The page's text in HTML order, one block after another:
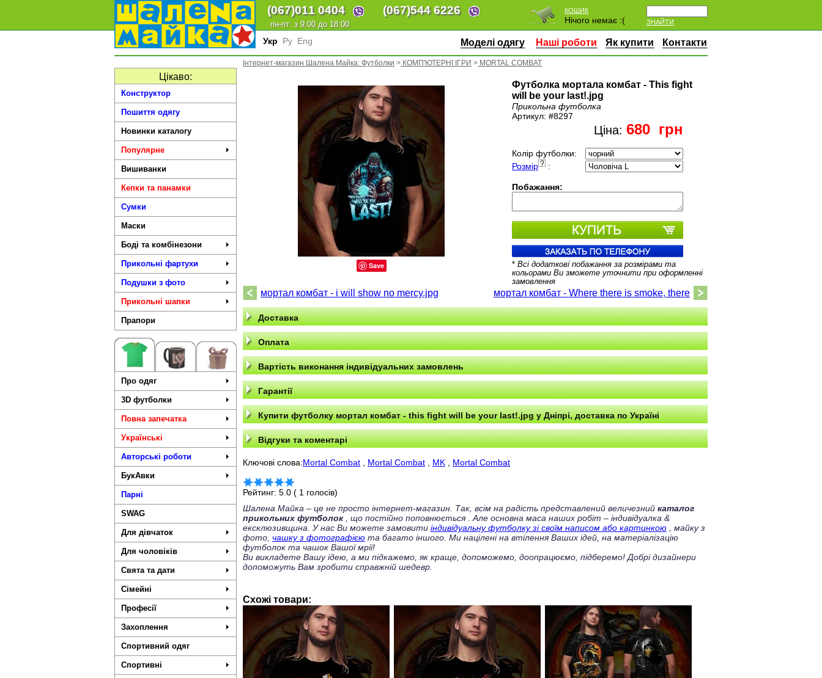
(067)011 0404 (067)544 6226
пн-пт: з 9:00 до 18:00 ЗНАЙТИ
КОШИК
Нічого немає :(
Укр Ру Eng Моделі одягу Наші роботи Як купити Контакти
Цікаво:
Конструктор
Пошиття одягу
Новинки каталогу
Популярне
Вишиванки
Кепки та панамки
Сумки
Маски
Боді та комбінезони
Прикольні фартухи
Подушки з фото
Прикольні шапки
Прапори
Про одяг
3D футболки
Повна запечатка
Українські
Авторські роботи
БукАвки
Парні
SWAG
Для дівчаток
Для чоловіків
Свята та дати
Сімейні
Професії
Захоплення
Спортивний одяг
Спортивні
Інтернет-магазин Шалена Майка: Футболки > КОМП'ЮТЕРНІ ІГРИ > MORTAL COMBAT
Save
Футболка мортала комбат - This fight
will be your last!.jpg
Прикольна футболка
Артикул: #8297
Ціна: 680 грн
Колір футболки:
Розмір
:
Побажання:
* Всі додаткові побажання за розмірами та
кольорами Ви зможете уточнити при оформленні
замовлення
мортал комбат - i will show no mercy.jpg
мортал комбат - Where there is smoke, there
is fire!.jpg
Доставка
Оплата
Вартість виконання індивідуальних замовлень
Гарантії
Купити футболку мортал комбат - this fight will be your last!.jpg у Дніпрі, доставка по Україні
Відгуки та коментарі
Ключові слова:Mortal Combat Mortal Combat MK Mortal Combat
Рейтинг: 5.0 ( 1 голосів)
Шалена Майка – це не просто інтернет-магазин. Так, всім на радість представлений величезний каталог
прикольних футболок, що постійно поповнюється
. Але основна маса наших робіт – індивідуалка &
ексклюзивщина. У нас Ви можете замовити індивідуальну футболку зі своїм написом або картинкою , майку з
фото, чашку з фотографією та багато іншого. Ми націлені на втілення Ваших ідей, на матеріалізацію
футболок та чашок Вашої мрії!
Ви викладете Вашу ідею, а ми підкажемо, як краще, допоможемо, доопрацюємо, підберемо! Добрі дизайнери
допоможуть Вам зробити справжній шедевр.
Схожі товари: